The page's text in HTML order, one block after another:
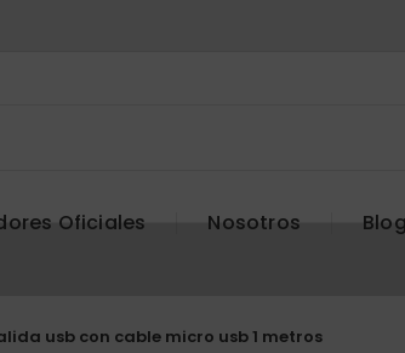
Oficiales Nosotros Blog
usb con cable micro usb 1 metros